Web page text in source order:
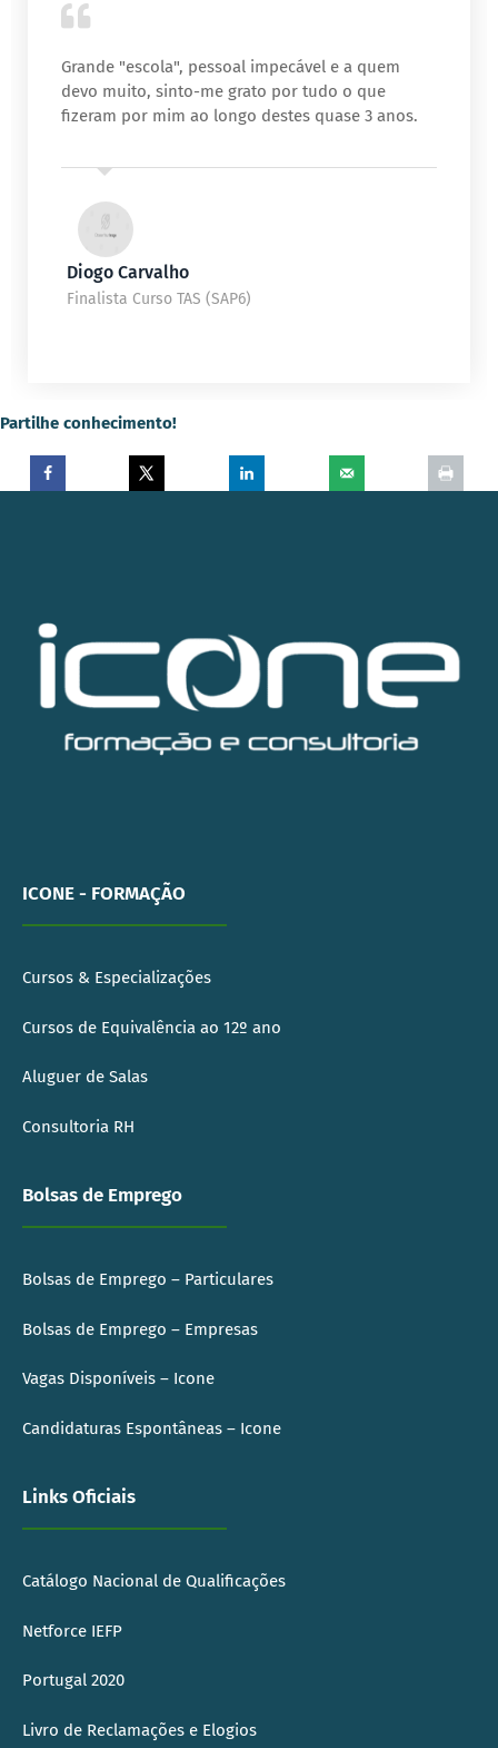
Grande "escola", pessoal impecável e a quem
devo muito, sinto-me grato por tudo o que
fizeram por mim ao longo destes quase 3 anos.
Diogo Carvalho
Finalista Curso TAS (SAP6)
Partilhe conhecimento!
ICONE - FORMAÇÃO
Cursos & Especializações
Cursos de Equivalência ao 12º ano
Aluguer de Salas
Consultoria RH
Bolsas de Emprego
Bolsas de Emprego – Particulares
Bolsas de Emprego – Empresas
Vagas Disponíveis – Icone
Candidaturas Espontâneas – Icone
Links Oficiais
Catálogo Nacional de Qualificações
Netforce IEFP
Portugal 2020
Livro de Reclamações e Elogios